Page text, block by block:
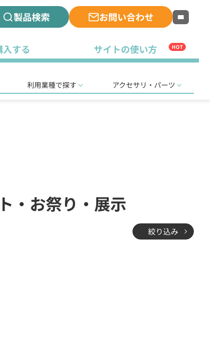
製品検索 お問い合わせ
する サイトの使い方 HOT
利用業種で探す アクセサリ・パーツ
・お祭り・展示
絞り込み